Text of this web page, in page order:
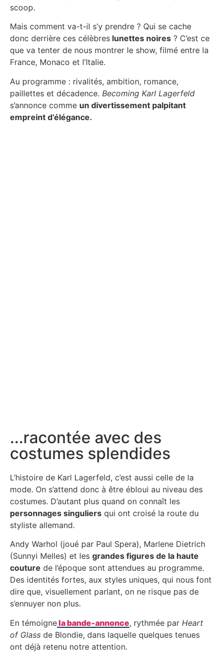
scoop.
Mais comment va-t-il s’y prendre ? Qui se cache
donc derrière ces célèbres lunettes noires ? C’est ce
que va tenter de nous montrer le show, filmé entre la
France, Monaco et l’Italie.
Au programme : rivalités, ambition, romance,
paillettes et décadence. Becoming Karl Lagerfeld
s’annonce comme un divertissement palpitant
empreint d’élégance.
...racontée avec des
costumes splendides
L’histoire de Karl Lagerfeld, c’est aussi celle de la
mode. On s’attend donc à être ébloui au niveau des
costumes. D’autant plus quand on connaît les
personnages singuliers qui ont croisé la route du
styliste allemand.
Andy Warhol (joué par Paul Spera), Marlene Dietrich
(Sunnyi Melles) et les grandes figures de la haute
couture de l’époque sont attendues au programme.
Des identités fortes, aux styles uniques, qui nous font
dire que, visuellement parlant, on ne risque pas de
s’ennuyer non plus.
En témoignela bande-annonce, rythmée par Heart
of Glass de Blondie, dans laquelle quelques tenues
ont déjà retenu notre attention.